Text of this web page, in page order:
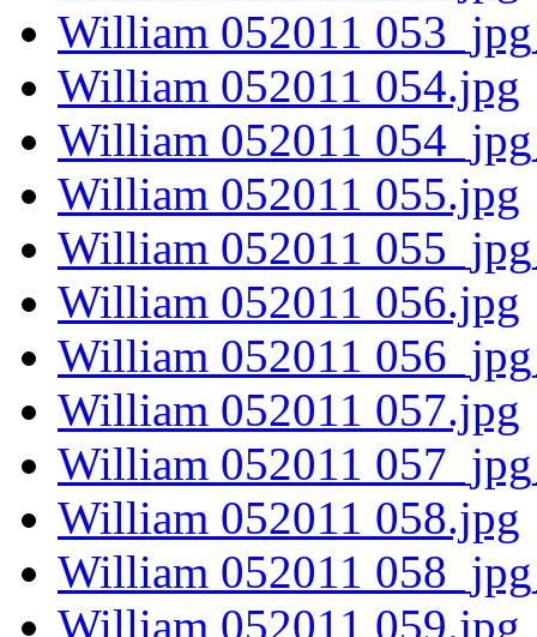
William 052011
William 052011 054.jpg
William 052011
William 052011 055.jpg
William 052011
William 052011 056.jpg
William 052011
William 052011 057.jpg
William 052011
William 052011 058.jpg
William 052011
William 052011 059.jpg